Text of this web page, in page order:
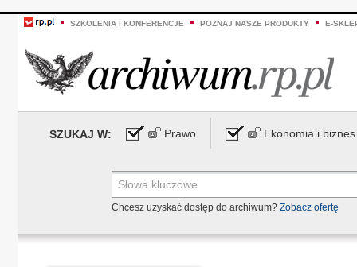
SZKOLENIA I KONFERENCJE POZNAJ NASZE PRODUKTY E-
SZUKAJ W: Prawo Ekonomia i biznes
Chcesz uzyskać dostęp do archiwum? Zobacz ofertę